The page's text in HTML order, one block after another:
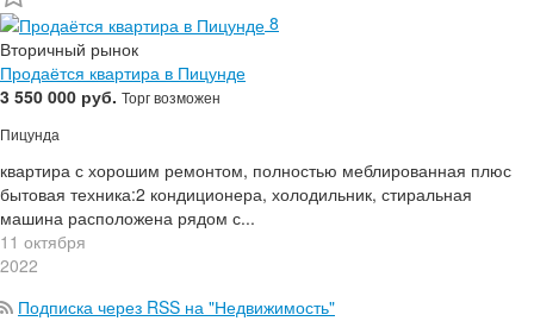
8
Вторичный рынок
Продаётся квартира в Пицунде
3 550 000 руб. Торг возможен
Пицунда
квартира с хорошим ремонтом, полностью меблированная плюс
бытовая техника:2 кондиционера, холодильник, стиральная
машина расположена рядом с...
11 октября
2022
Подписка через RSS на "Недвижимость"